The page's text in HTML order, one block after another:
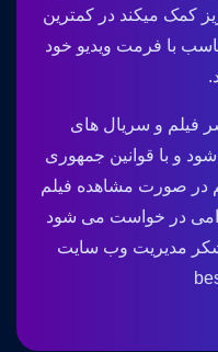
کمک میکند در کمترین
با فرمت ویدیو خود
فیلم و سریال های
و با قوانین جمهوری
در صورت مشاهده فیلم
در خواست می شود
مدیریت وب سایت